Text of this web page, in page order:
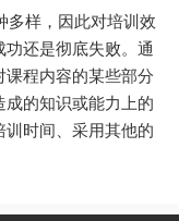
多样，因此对培训效
还是彻底失败。通
程内容的某些部分
的知识或能力上的
时间、采用其他的